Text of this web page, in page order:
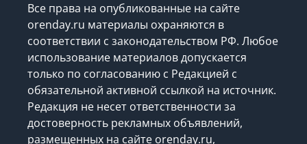
Все права на опубликованные на сайте
orenday.ru материалы охраняются в
соответствии с законодательством РФ. Любое
использование материалов допускается
только по согласованию с Редакцией с
обязательной активной ссылкой на источник.
Редакция не несет ответственности за
достоверность рекламных объявлений,
размещенных на сайте orenday.ru,